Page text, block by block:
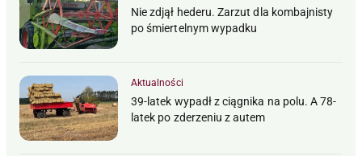
Nie zdjął hederu. Zarzut dla kombajnisty
po śmiertelnym wypadku
Aktualności
39-latek wypadł z ciągnika na polu. A 78-
latek po zderzeniu z autem